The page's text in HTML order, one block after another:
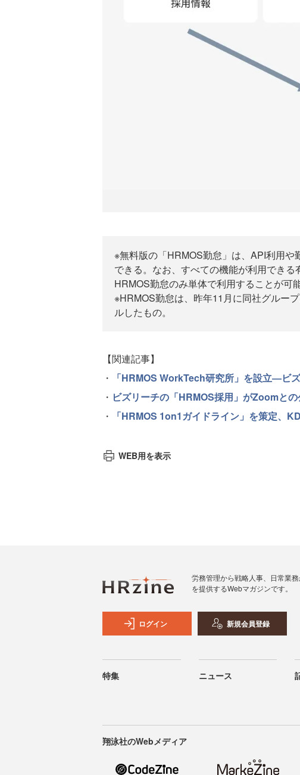
※無料版の「HRMOS勤怠」は、API利用
できる。なお、すべての機能が利用でき
HRMOS勤怠のみ単体で利用することが可
※HRMOS勤怠は、昨年11月に同社グルー
ルしたもの。
【関連記事】
・
「HRMOS WorkTech研究所」を設立―ビ
・ ビズリーチの「HRMOS採用」がZoomと
・
「HRMOS 1on1ガイドライン」を策定、
WEB用を表示
労務管理から戦略人事、日常業
を提供するWebマガジンです。
ログイン 新規会員登録
特集 ニュース
翔泳社のWebメディア